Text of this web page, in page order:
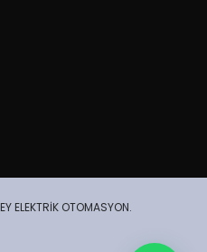
ELEKTRİK OTOMASYON.